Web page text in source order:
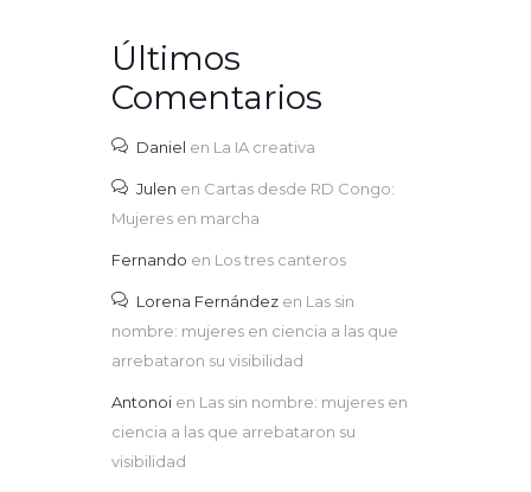
Últimos
Comentarios
Daniel en La IA creativa
Julen en Cartas desde RD Congo:
Mujeres en marcha
Fernando en Los tres canteros
Lorena Fernández en Las sin
nombre: mujeres en ciencia a las que
arrebataron su visibilidad
Antonoi en Las sin nombre: mujeres en
ciencia a las que arrebataron su
visibilidad